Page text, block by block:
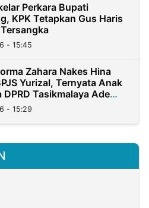
Perkara Bupati
KPK Tetapkan Gus Haris
- 15:45
Zahara Nakes Hina
Yurizal, Ternyata Anak
Tasikmalaya Ade
- 15:29